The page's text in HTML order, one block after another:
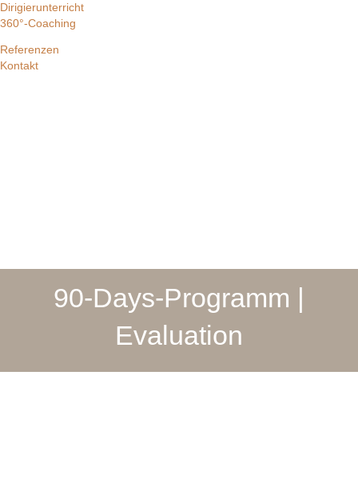
Dirigierunterricht
360°-Coaching
Referenzen
Kontakt
90-Days-Programm |
Evaluation